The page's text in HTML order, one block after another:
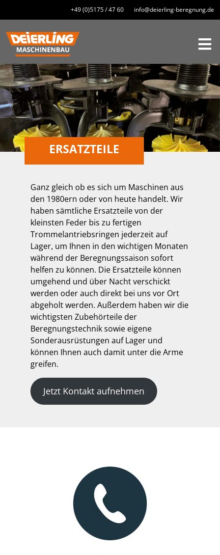
+49 (0)5175 / 47 60 info@deierling-beregnung.de
Ganz gleich ob es sich um Maschinen aus
den 1980ern oder von heute handelt. Wir
haben sämtliche Ersatzteile von der
kleinsten Feder bis zu fertigen
Trommelantriebsringen jederzeit auf
Lager, um Ihnen in den wichtigen Monaten
während der Beregnungssaison sofort
helfen zu können. Die Ersatzteile können
umgehend und über Nacht verschickt
werden oder auch direkt bei uns vor Ort
abgeholt werden. Außerdem haben wir die
wichtigsten Zubehörteile der
Beregnungstechnik sowie eigene
Sonderausrüstungen auf Lager und
können Ihnen auch damit unter die Arme
greifen.
Jetzt Kontakt aufnehmen
ERSATZTEILE